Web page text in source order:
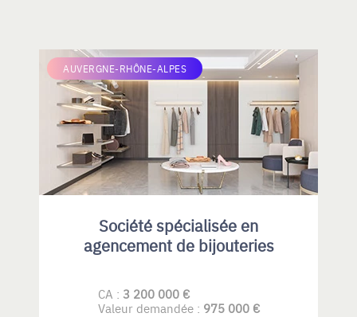
AUVERGNE-RHÔNE-ALPES
Société spécialisée en
agencement de bijouteries
CA : 3 200 000 €
Valeur demandée : 975 000 €